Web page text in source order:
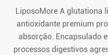
LiposoMore A glutationa
antioxidante premium
absorção. Encapsulado
processos digestivos